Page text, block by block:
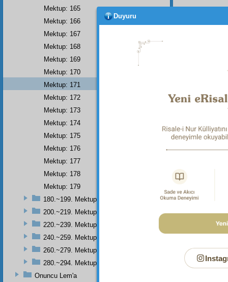
Mektup: 165
Mektup: 166
Mektup: 167
Mektup: 168
Mektup: 169
Mektup: 170
Mektup: 171
Mektup: 172
Mektup: 173
Mektup: 174
Mektup: 175
Mektup: 176
Mektup: 177
Mektup: 178
Mektup: 179
180.~199. Mektuplar
200.~219. Mektuplar
220.~239. Mektuplar
240.~259. Mektuplar
260.~279. Mektuplar
280.~294. Mektuplar
Onuncu Lem'a
Duyuru